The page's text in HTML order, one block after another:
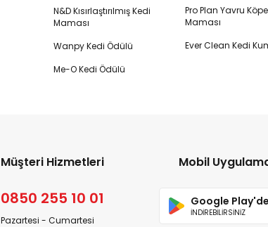
N&D Kısırlaştırılmış Kedi
Maması
Wanpy Kedi Ödülü
Me-O Kedi Ödülü
Pro Plan Yavru
Maması
Ever Clean Kedi
Müşteri Hizmetleri
0850 255 10 01
Pazartesi - Cumartesi
Mobil
Google
İNDİREBİLİRSİNİZ